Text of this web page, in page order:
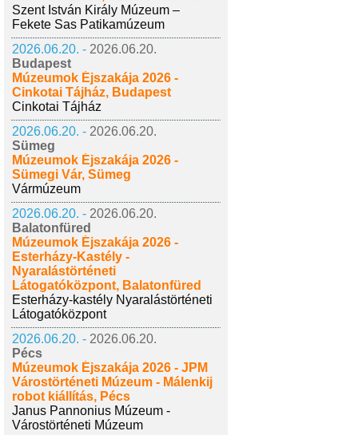
Szent István Király Múzeum –
Fekete Sas Patikamúzeum
2026.06.20. - 2026.06.20.
Budapest
Múzeumok Éjszakája 2026 -
Cinkotai Tájház, Budapest
Cinkotai Tájház
2026.06.20. - 2026.06.20.
Sümeg
Múzeumok Éjszakája 2026 -
Sümegi Vár, Sümeg
Vármúzeum
2026.06.20. - 2026.06.20.
Balatonfüred
Múzeumok Éjszakája 2026 -
Esterházy-Kastély -
Nyaralástörténeti
Látogatóközpont, Balatonfüred
Esterházy-kastély Nyaralástörténeti
Látogatóközpont
2026.06.20. - 2026.06.20.
Pécs
Múzeumok Éjszakája 2026 - JPM
Várostörténeti Múzeum - Málenkij
robot kiállítás, Pécs
Janus Pannonius Múzeum -
Várostörténeti Múzeum